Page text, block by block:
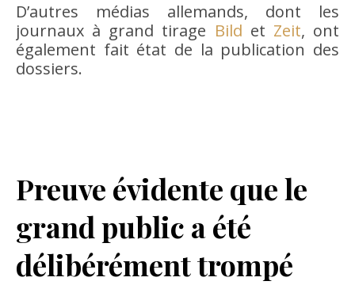
D’autres médias allemands, dont les
journaux à grand tirage Bild et Zeit, ont
également fait état de la publication des
dossiers.
Preuve évidente que le
grand public a été
délibérément trompé